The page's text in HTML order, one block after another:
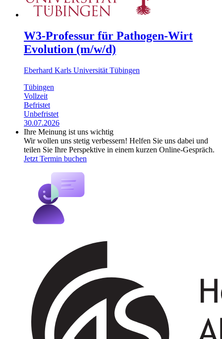
W3-Professur für Pathogen-Wirt
Evolution (m/w/d)
Eberhard Karls Universität Tübingen
Tübingen
Vollzeit
Befristet
Unbefristet
30.07.2026
Ihre Meinung ist uns wichtig
Wir wollen uns stetig verbessern! Helfen Sie uns dabei und
teilen Sie Ihre Perspektive in einem kurzen Online-Gespräch.
Jetzt Termin buchen